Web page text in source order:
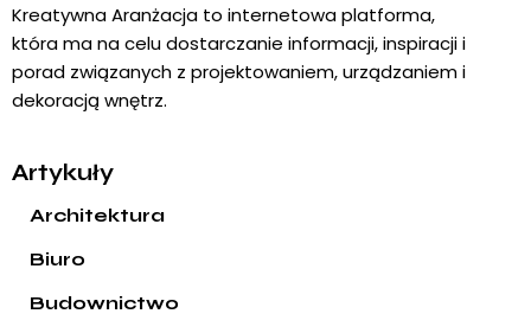
Kreatywna Aranżacja to internetowa platforma,
która ma na celu dostarczanie informacji, inspiracji i
porad związanych z projektowaniem, urządzaniem i
dekoracją wnętrz.
Artykuły
Architektura
Biuro
Budownictwo